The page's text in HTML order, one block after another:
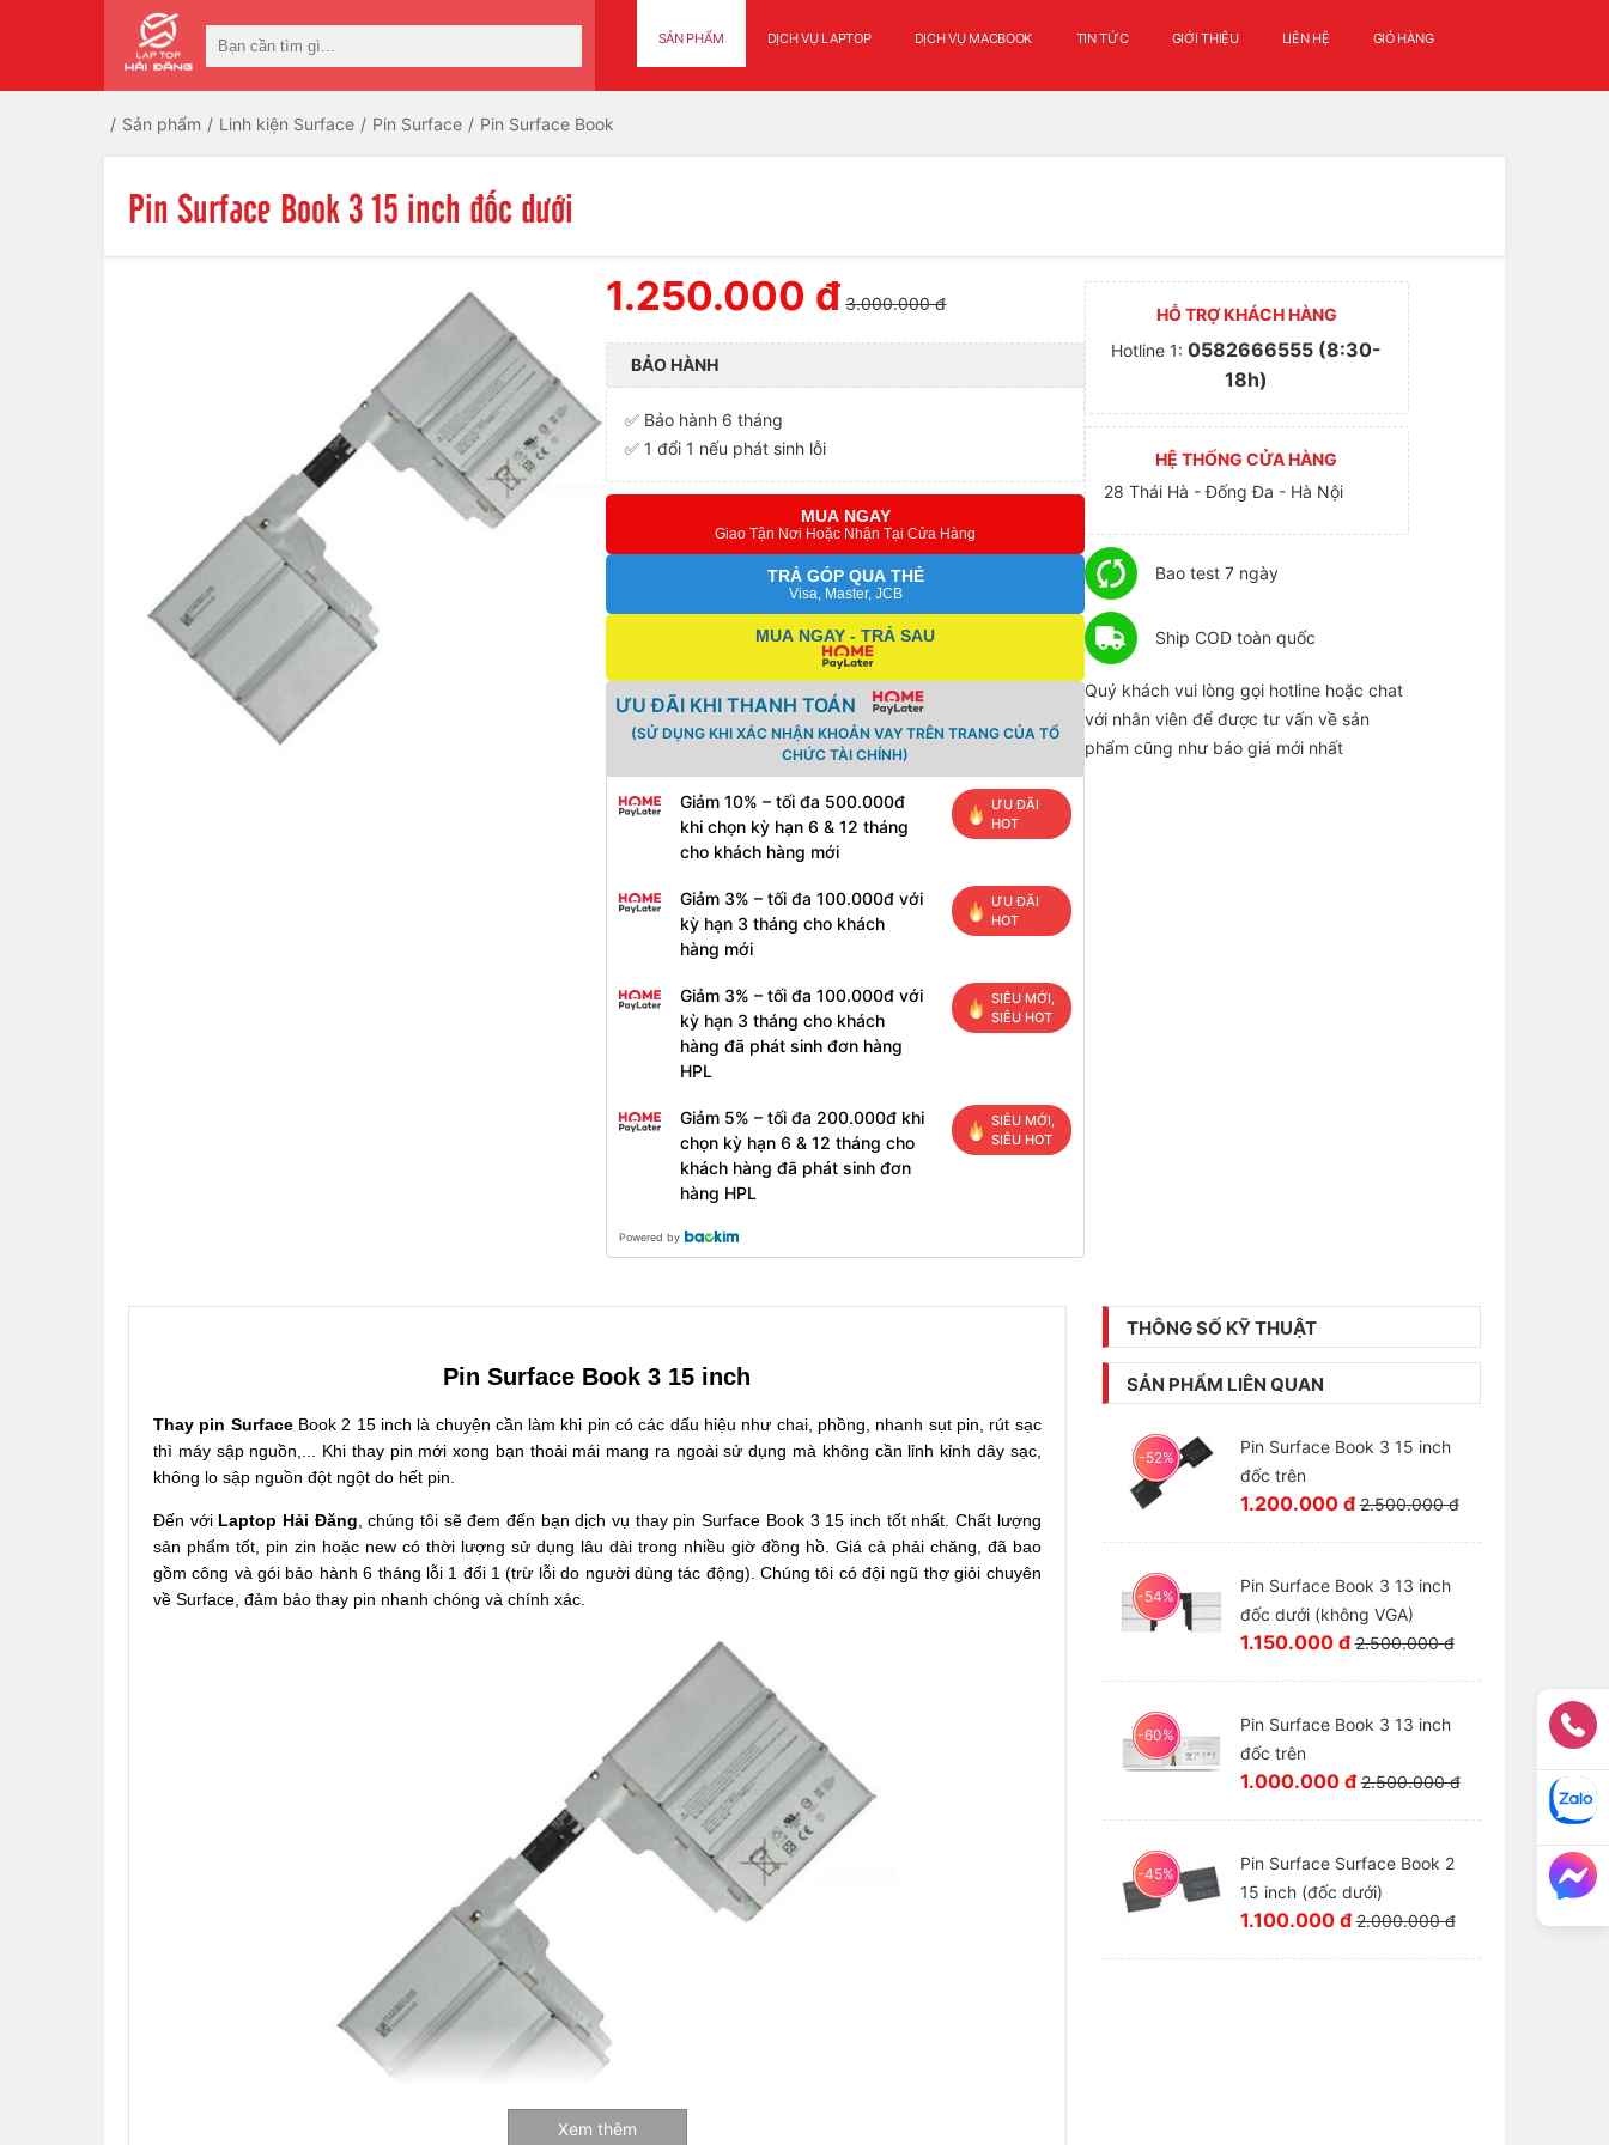
SẢN PHẨM DỊCH VỤ LAPTOP DỊCH VỤ MACBOOK TIN TỨC GIỚI THIỆU LIÊN HỆ GIỎ HÀNG
Sản phẩm Linh kiện Surface Pin Surface Pin Surface Book
Pin Surface Book 3 15 inch đốc dưới
1.250.000 đ 3.000.000 đ
BẢO HÀNH
✅ Bảo hành 6 tháng
✅ 1 đổi 1 nếu phát sinh lỗi
MUA NGAY
Giao Tận Nơi Hoặc Nhận Tại Cửa Hàng
TRẢ GÓP QUA THẺ
Visa, Master, JCB
MUA NGAY - TRẢ SAU
ƯU ĐÃI KHI THANH TOÁN
(SỬ DỤNG KHI XÁC NHẬN KHOẢN VAY TRÊN TRANG CỦA TỔ
CHỨC TÀI CHÍNH)
Giảm 10% – tối đa 500.000đ
khi chọn kỳ hạn 6 & 12 tháng
cho khách hàng mới
ƯU ĐÃI
HOT
Giảm 3% – tối đa 100.000đ với
kỳ hạn 3 tháng cho khách
hàng mới
ƯU ĐÃI
HOT
Giảm 3% – tối đa 100.000đ với
kỳ hạn 3 tháng cho khách
hàng đã phát sinh đơn hàng
HPL
SIÊU MỚI,
SIÊU HOT
Giảm 5% – tối đa 200.000đ khi
chọn kỳ hạn 6 & 12 tháng cho
khách hàng đã phát sinh đơn
hàng HPL
SIÊU MỚI,
SIÊU HOT
Powered by
HỖ TRỢ KHÁCH HÀNG
Hotline 1:0582666555 (8:30-
18h)
HỆ THỐNG CỬA HÀNG
28 Thái Hà - Đống Đa - Hà Nội
Bao test 7 ngày
Ship COD toàn quốc
Quý khách vui lòng gọi hotline hoặc chat
với nhân viên để được tư vấn về sản
phẩm cũng như báo giá mới nhất
Pin Surface Book 3 15 inch
Thay pin SurfaceBook 2 15 inch là chuyện cần làm khi pin có các dấu hiệu như chai, phồng, nhanh sụt pin, rút sạc
thì máy sập nguồn,... Khi thay pin mới xong bạn thoải mái mang ra ngoài sử dụng mà không cần lỉnh kỉnh dây sạc,
không lo sập nguồn đột ngột do hết pin.
Đến với Laptop Hải Đăng , chúng tôi sẽ đem đến bạn dịch vụ thay pin Surface Book 3 15 inch tốt nhất. Chất lượng
sản phẩm tốt, pin zin hoặc new có thời lượng sử dụng lâu dài trong nhiều giờ đồng hồ. Giá cả phải chăng, đã bao
gồm công và gói bảo hành 6 tháng lỗi 1 đổi 1 (trừ lỗi do người dùng tác động). Chúng tôi có đội ngũ thợ giỏi chuyên
về Surface, đảm bảo thay pin nhanh chóng và chính xác.
Xem thêm
THÔNG SỐ KỸ THUẬT
SẢN PHẨM LIÊN QUAN
-52%
Pin Surface Book 3 15 inch
đốc trên
1.200.000 đ 2.500.000 đ
-54%
Pin Surface Book 3 13 inch
đốc dưới (không VGA)
1.150.000 đ 2.500.000 đ
-60%
Pin Surface Book 3 13 inch
đốc trên
1.000.000 đ 2.500.000 đ
-45%
Pin Surface Surface Book 2
15 inch (đốc dưới)
1.100.000 đ 2.000.000 đ